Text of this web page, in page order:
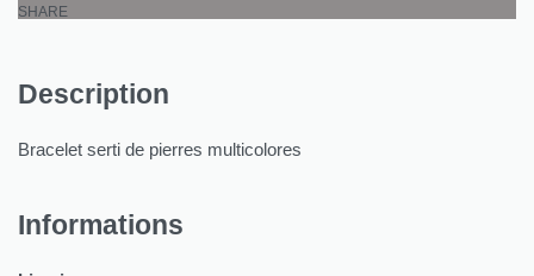
SHARE
Description
Bracelet serti de pierres multicolores
Informations